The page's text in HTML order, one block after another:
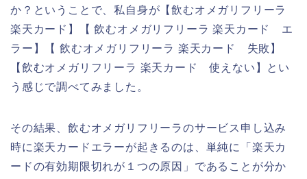
か？ということで、私自身が【飲むオメガリフリーラ
楽天カード】【 飲むオメガリフリーラ 楽天カード エ
ラー】【 飲むオメガリフリーラ 楽天カード 失敗】
【飲むオメガリフリーラ 楽天カード 使えない】とい
う感じで調べてみました。
その結果、飲むオメガリフリーラのサービス申し込み
時に楽天カードエラーが起きるのは、単純に「楽天カ
ードの有効期限切れが１つの原因」であることが分か